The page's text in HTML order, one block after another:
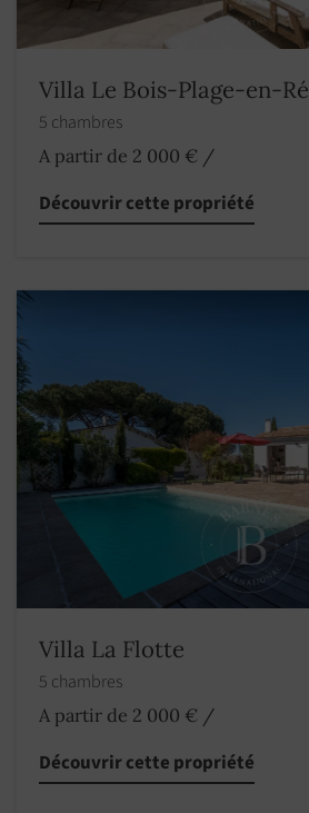
Villa Le Bois-Plage-en-Ré
5 chambres
A partir de 2 000 € /
Découvrir cette propriété
Villa La Flotte
5 chambres
A partir de 2 000 € /
Découvrir cette propriété